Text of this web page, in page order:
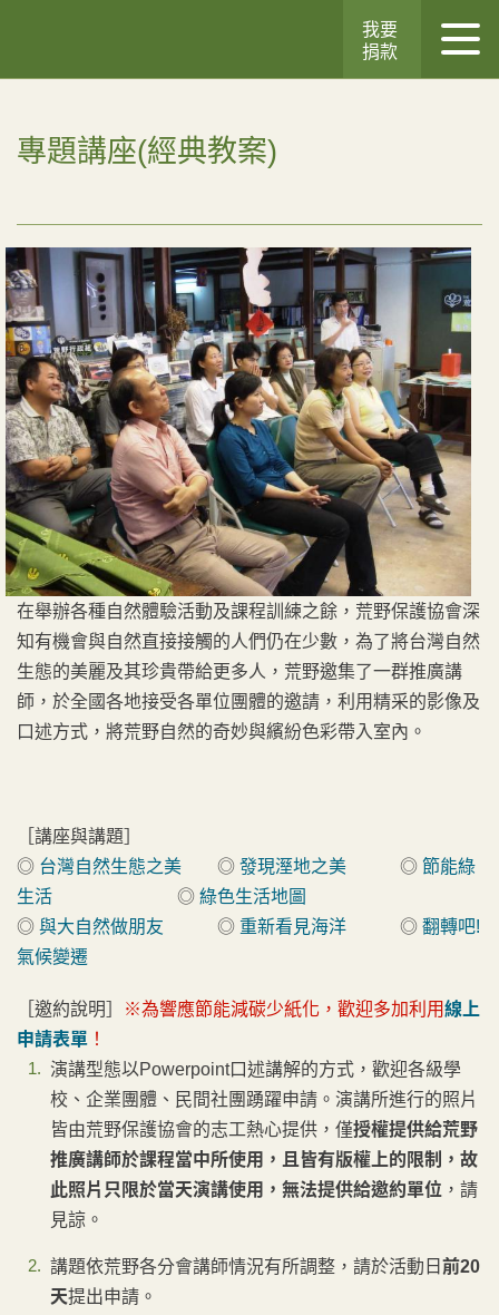
我要
捐款
專題講座(經典教案)
在舉辦各種自然體驗活動及課程訓練之餘，荒野保護協會深
知有機會與自然直接接觸的人們仍在少數，為了將台灣自然
生態的美麗及其珍貴帶給更多人，荒野邀集了一群推廣講
師，於全國各地接受各單位團體的邀請，利用精采的影像及
口述方式，將荒野自然的奇妙與繽紛色彩帶入室內。
［講座與講題］
◎ 台灣自然生態之美 ◎ 發現溼地之美 ◎ 節能綠
生活 ◎ 綠色生活地圖
◎ 與大自然做朋友 ◎ 重新看見海洋 ◎ 翻轉吧!
氣候變遷
［邀約說明］ ※為響應節能減碳少紙化，歡迎多加利用線上
申請表單 ！
演講型態以Powerpoint口述講解的方式，歡迎各級學
校、企業團體、民間社團踴躍申請。演講所進行的照片
皆由荒野保護協會的志工熱心提供，僅授權提供給荒野
推廣講師於課程當中所使用，且皆有版權上的限制，故
此照片只限於當天演講使用，無法提供給邀約單位 ，請
見諒。
講題依荒野各分會講師情況有所調整，請於活動日 前20
天提出申請。